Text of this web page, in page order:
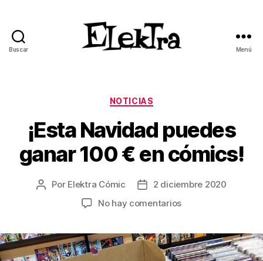
Buscar Menú
Categorías
NOTICIAS
¡Esta Navidad puedes
ganar 100 € en cómics!
Autor
Por Elektra Cómic
Fecha2 diciembre 2020
No hay comentariosen
puedes
ganar